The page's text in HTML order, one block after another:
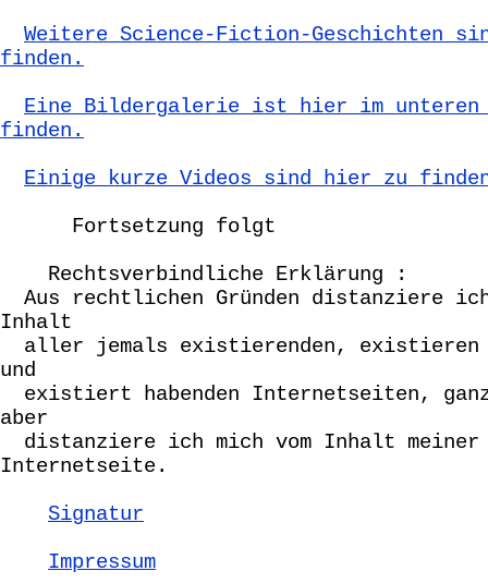
Weitere Science-Fiction-Geschichten
finden.
Eine Bildergalerie ist hier im
finden.
Einige kurze Videos sind hier zu
Fortsetzung folgt
Rechtsverbindliche Erklärung :
Aus rechtlichen Gründen distanziere ich
Inhalt
aller jemals existierenden, existieren
und
existiert habenden Internetseiten, ganz
aber
distanziere ich mich vom Inhalt meiner
Internetseite.
Signatur
Impressum